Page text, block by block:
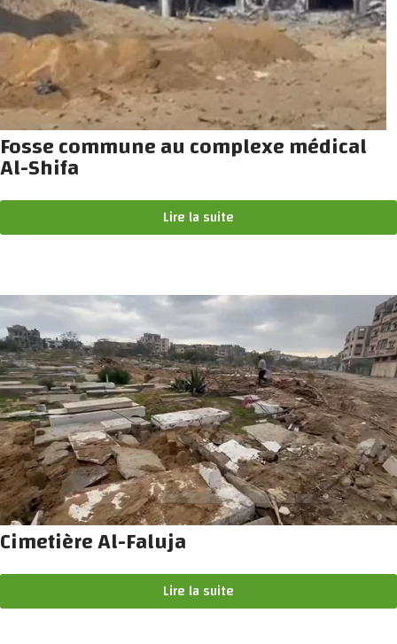
Fosse commune au complexe médical
Al-Shifa
Lire la suite
Cimetière Al-Faluja
Lire la suite